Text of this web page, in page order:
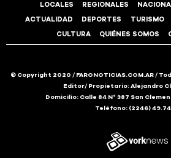
LOCALES REGIONALES
ACTUALIDAD DEPORTES TURISMO
CULTURA QUIÉNES SOMOS
© Copyright 2020 / FARONOTICIAS.COM.AR /
Editor/ Propietario: Alejandro
Domicilio: Calle 84 N° 387 San
Teléfono: (2246)